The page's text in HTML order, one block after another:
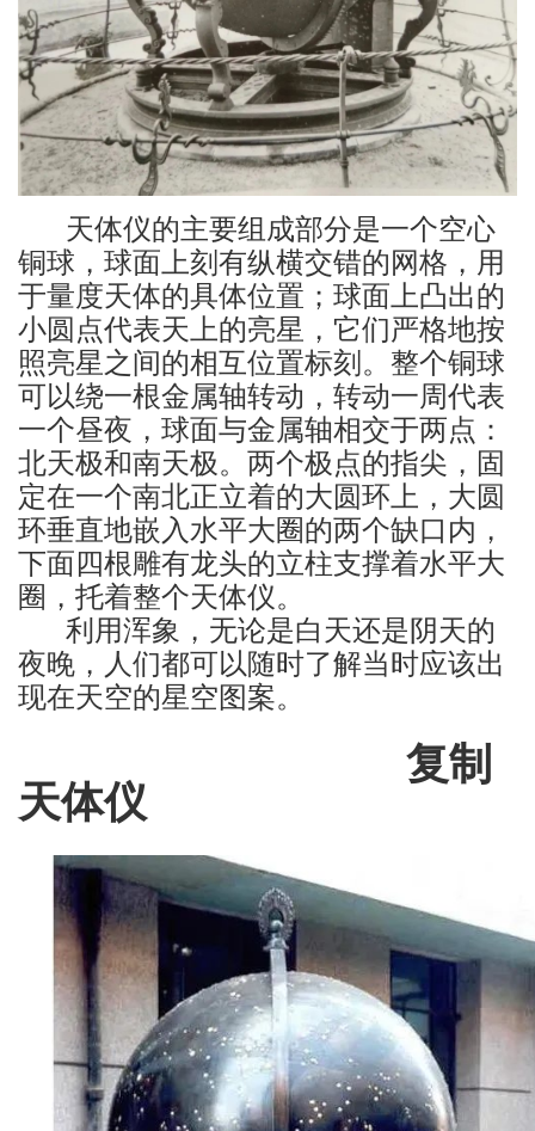
天体仪的主要组成部分是一个空心
铜球，球面上刻有纵横交错的网格，用
于量度天体的具体位置；球面上凸出的
小圆点代表天上的亮星，它们严格地按
照亮星之间的相互位置标刻。整个铜球
可以绕一根金属轴转动，转动一周代表
一个昼夜，球面与金属轴相交于两点：
北天极和南天极。两个极点的指尖，固
定在一个南北正立着的大圆环上，大圆
环垂直地嵌入水平大圈的两个缺口内，
下面四根雕有龙头的立柱支撑着水平大
圈，托着整个天体仪。
利用浑象，无论是白天还是阴天的
夜晚，人们都可以随时了解当时应该出
现在天空的星空图案。
复制
天体仪